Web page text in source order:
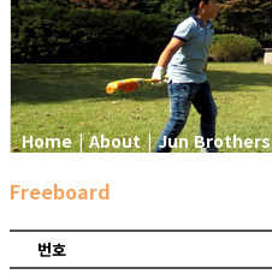
Home About Jun Brothers
Freeboard
번호